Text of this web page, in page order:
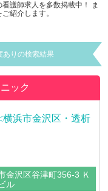
護師求人を多数掲載中！ ま
紹介します。
ありの検索結果
ック
浜市金沢区・透析
金沢区谷津町356-3 Ｋ
ル